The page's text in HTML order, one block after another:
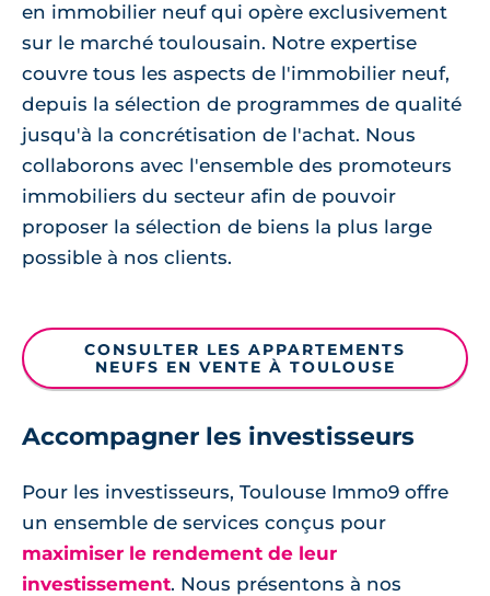
en immobilier neuf qui opère exclusivement
sur le marché toulousain. Notre expertise
couvre tous les aspects de l'immobilier neuf,
depuis la sélection de programmes de qualité
jusqu'à la concrétisation de l'achat. Nous
collaborons avec l'ensemble des promoteurs
immobiliers du secteur afin de pouvoir
proposer la sélection de biens la plus large
possible à nos clients.
CONSULTER LES APPARTEMENTS
NEUFS EN VENTE À TOULOUSE
Accompagner les investisseurs
Pour les investisseurs, Toulouse Immo9 offre
un ensemble de services conçus pour
maximiser le rendement de leur
investissement. Nous présentons à nos